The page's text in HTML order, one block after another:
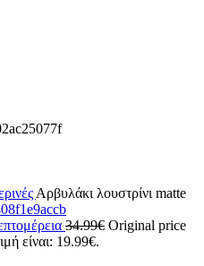
Αρβυλάκι λουστρίνι matte
34.99€ Original price
είναι: 19.99€.